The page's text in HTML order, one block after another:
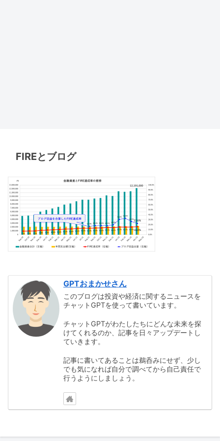
FIREとブログ
GPTおまかせさん
このブログは投資や経済に関するニュースを
チャットGPTを使って書いています。
チャットGPTがわたしたちにどんな未来を探
けてくれるのか、記事を日々アップデートし
ていきます。
記事に書いてあることは鵜呑みにせず、少し
でも気になれば自分で調べてから自己責任で
行うようにしましょう。